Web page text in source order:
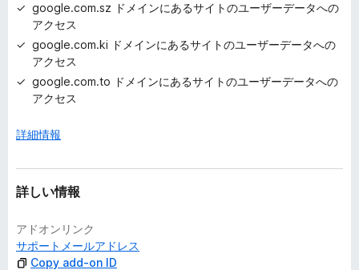
google.com.sz ドメインにあるサイトのユーザーデータへの
アクセス
google.com.ki ドメインにあるサイトのユーザーデータへの
アクセス
google.com.to ドメインにあるサイトのユーザーデータへの
アクセス
詳細情報
詳しい情報
アドオンリンク
サポートメールアドレス
Copy add-on ID